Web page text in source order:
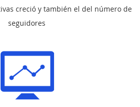
creció y también el del número de
seguidores